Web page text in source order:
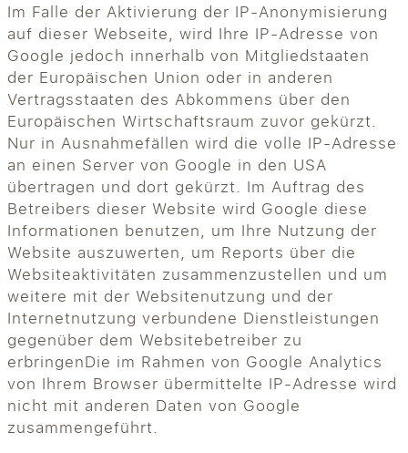
Im Falle der Aktivierung der IP-Anonymisierung
auf dieser Webseite, wird Ihre IP-Adresse von
Google jedoch innerhalb von Mitgliedstaaten
der Europäischen Union oder in anderen
Vertragsstaaten des Abkommens über den
Europäischen Wirtschaftsraum zuvor gekürzt.
Nur in Ausnahmefällen wird die volle IP-Adresse
an einen Server von Google in den USA
übertragen und dort gekürzt. Im Auftrag des
Betreibers dieser Website wird Google diese
Informationen benutzen, um Ihre Nutzung der
Website auszuwerten, um Reports über die
Websiteaktivitäten zusammenzustellen und um
weitere mit der Websitenutzung und der
Internetnutzung verbundene Dienstleistungen
gegenüber dem Websitebetreiber zu
erbringenDie im Rahmen von Google Analytics
von Ihrem Browser übermittelte IP-Adresse wird
nicht mit anderen Daten von Google
zusammengeführt.